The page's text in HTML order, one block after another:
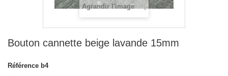
Agrandir l'image
Bouton cannette beige lavande 15mm
Référence b4